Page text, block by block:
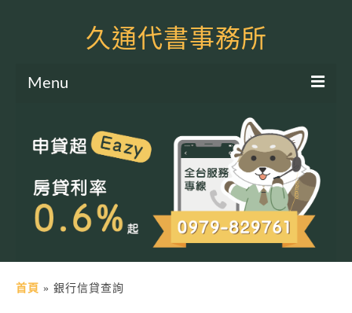
久通代書事務所
Menu
土地二胎申貸
房屋二胎申貸
軍公教貸款
土地貸款
首頁 » 銀行信貸查詢